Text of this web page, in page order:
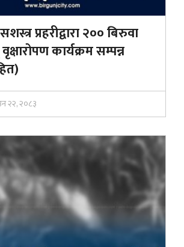
प्रहरीद्वारा २०० बिरुवा
कार्यक्रम सम्पन्न
२२, २०८३